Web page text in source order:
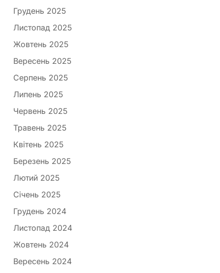
Грудень 2025
Листопад 2025
Жовтень 2025
Вересень 2025
Серпень 2025
Липень 2025
Червень 2025
Травень 2025
Квітень 2025
Березень 2025
Лютий 2025
Січень 2025
Грудень 2024
Листопад 2024
Жовтень 2024
Вересень 2024